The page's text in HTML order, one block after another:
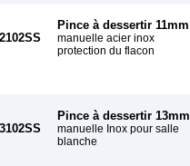
Pince à dessertir 11mm
manuelle acier inox
protection du flacon
Pince à dessertir 13mm
manuelle Inox pour salle
blanche